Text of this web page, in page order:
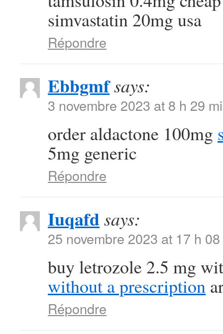
simvastatin 20mg usa
Répondre
Ebbgmfsays:
3 novembre 2023 at 8 h 29
order aldactone 100mg
5mg generic
Répondre
Iuqafdsays:
25 novembre 2023 at 17 h
buy letrozole 2.5 mg
without a prescription
Répondre